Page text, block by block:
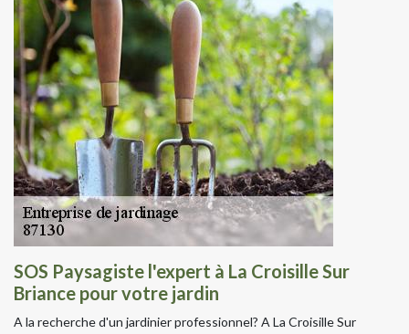
SOS Paysagiste l'expert à La Croisille Sur
Briance pour votre jardin
A la recherche d'un jardinier professionnel? A La Croisille Sur